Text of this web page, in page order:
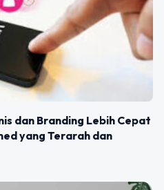
dan Branding Lebih Cepat
yang Terarah dan